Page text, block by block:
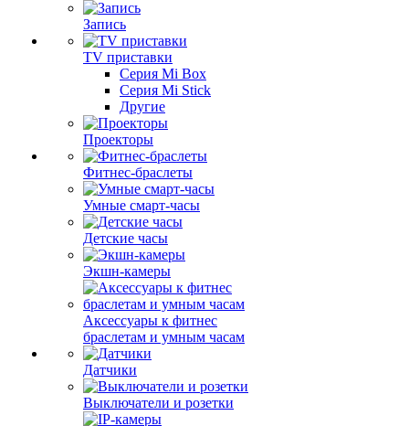
Запись
TV приставки
Серия Mi Box
Серия Mi Stick
Другие
Проекторы
Фитнес-браслеты
Умные смарт-часы
Детские часы
Экшн-камеры
Аксессуары к фитнес
браслетам и умным часам
Датчики
Выключатели и розетки